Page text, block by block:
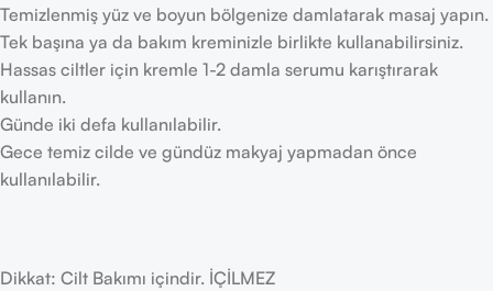
Temizlenmiş yüz ve boyun bölgenize damlatarak masaj yapın.
Tek başına ya da bakım kreminizle birlikte kullanabilirsiniz.
Hassas ciltler için kremle 1-2 damla serumu karıştırarak
kullanın.
Günde iki defa kullanılabilir.
Gece temiz cilde ve gündüz makyaj yapmadan önce
kullanılabilir.
Dikkat: Cilt Bakımı içindir. İÇİLMEZ